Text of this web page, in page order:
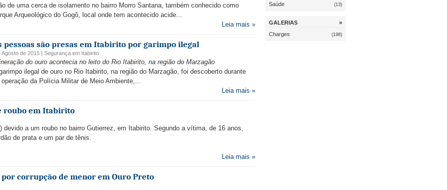
de uma cerca de isolamento no bairro Morro Santana, também conhecido como
Arqueológico do Gogô, local onde tem acontecido acide...
Leia mais »
pessoas são presas em Itabirito por garimpo ilegal
Agosto de 2015 | Segurança em Itabirito
do ouro acontecia no leito do Rio Itabirito, na região do Marzagão
ilegal de ouro no Rio Itabirito, na região do Marzagão, foi descoberto durante
operação da Polícia Militar de Meio Ambiente,...
Leia mais »
roubo em Itabirito
a um roubo no bairro Gutierrez, em Itabirito. Segundo a vítima, de 16 anos,
de prata e um par de tênis.
Leia mais »
corrupção de menor em Ouro Preto
Saúde (13)
GALERIAS
»
Charges
(198)